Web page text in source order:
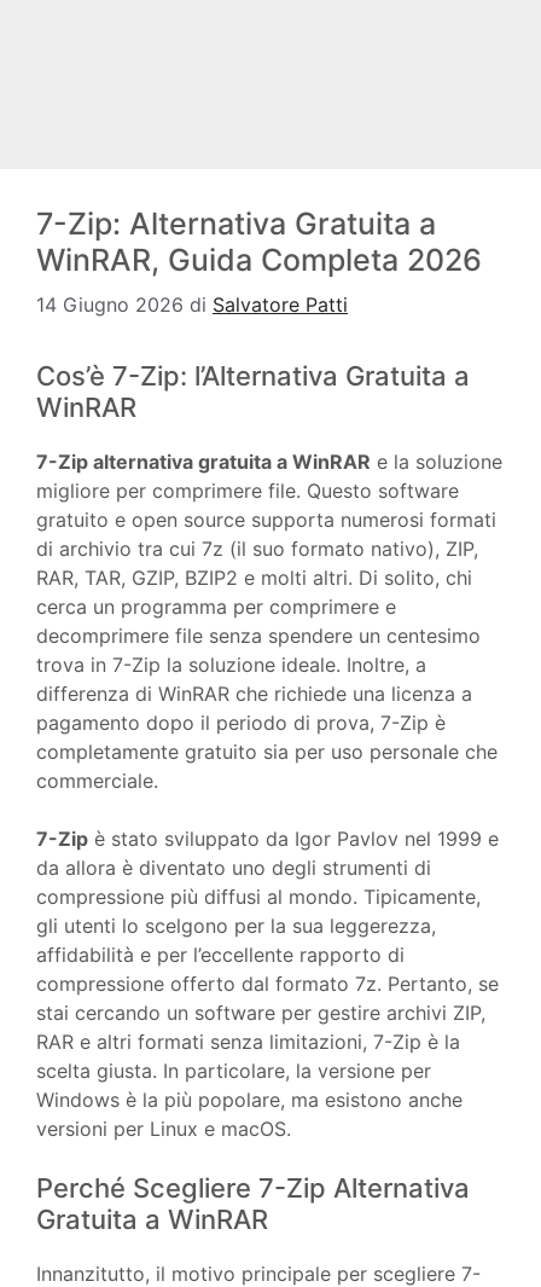
7-Zip: Alternativa Gratuita a
WinRAR, Guida Completa 2026
14 Giugno 2026 di Salvatore Patti
Cos’è 7-Zip: l’Alternativa Gratuita a
WinRAR
7-Zip alternativa gratuita a WinRAR e la soluzione
migliore per comprimere file. Questo software
gratuito e open source supporta numerosi formati
di archivio tra cui 7z (il suo formato nativo), ZIP,
RAR, TAR, GZIP, BZIP2 e molti altri. Di solito, chi
cerca un programma per comprimere e
decomprimere file senza spendere un centesimo
trova in 7-Zip la soluzione ideale. Inoltre, a
differenza di WinRAR che richiede una licenza a
pagamento dopo il periodo di prova, 7-Zip è
completamente gratuito sia per uso personale che
commerciale.
7-Zip è stato sviluppato da Igor Pavlov nel 1999 e
da allora è diventato uno degli strumenti di
compressione più diffusi al mondo. Tipicamente,
gli utenti lo scelgono per la sua leggerezza,
affidabilità e per l’eccellente rapporto di
compressione offerto dal formato 7z. Pertanto, se
stai cercando un software per gestire archivi ZIP,
RAR e altri formati senza limitazioni, 7-Zip è la
scelta giusta. In particolare, la versione per
Windows è la più popolare, ma esistono anche
versioni per Linux e macOS.
Perché Scegliere 7-Zip Alternativa
Gratuita a WinRAR
Innanzitutto, il motivo principale per scegliere 7-